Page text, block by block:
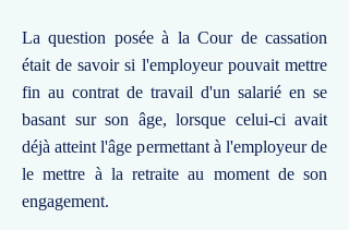
La question posée à la Cour de cassation
était de savoir si l'employeur pouvait mettre
fin au contrat de travail d'un salarié en se
basant sur son âge, lorsque celui-ci avait
déjà atteint l'âge permettant à l'employeur de
le mettre à la retraite au moment de son
engagement.